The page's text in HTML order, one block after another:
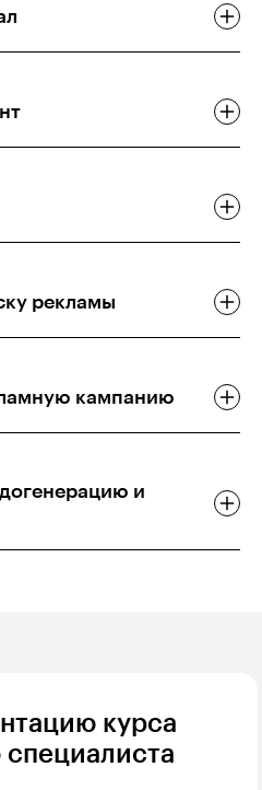
рекламы
кампанию
и
курса